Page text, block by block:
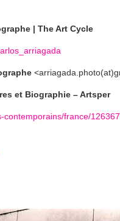
| The Art Cycle
et Biographie – Artsper
contemporains/france/